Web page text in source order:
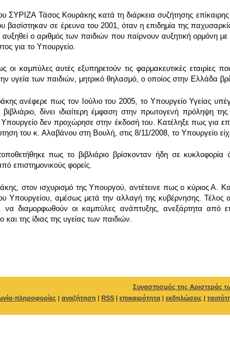
ΣΥΡΙΖΑ Τάσος Κουράκης κατά τη διάρκεια συζήτησης
βασίστηκαν σε έρευνα του 2001, όταν η επιδημία της
αυξηθεί ο αριθμός των παιδιών που παίρνουν αυξητική ορμόνη
για το Υπουργείο.
οι καμπύλες αυτές εξυπηρετούν τις φαρμακευτικές
υγεία των παιδιών, μητρικό θηλασμό, ο οποίος στην Ελλάδα
ανέφερε πως τον Ιούλιο του 2005, το Υπουργείο Υγείας
δίνει ιδιαίτερη έμφαση στην πρωτογενή πρόληψη
δεν προχώρησε στην έκδοσή του. Κατέληξε πως για
του κ. Αλαβάνου στη Βουλή, στις 8/11/2008, το Υπουργείο
πως το βιβλιάριο βρίσκονταν ήδη σε
επιστημονικούς φορείς.
στον ισχυρισμό της Υπουργού, αντέτεινε πως ο κύριος Α.
Υπουργείου, αμέσως μετά την αλλαγή της κυβέρνησης. Τέλος
να διαμορφωθούν οι καμπύλες ανάπτυξης, ανεξάρτητα από
και της ίδιας της υγείας των παιδιών.
Συνασπισμός της Αριστεράς
πληροφορίες | αναζήτηση | RSS | επικαιρότητα | εκδηλώσεις |